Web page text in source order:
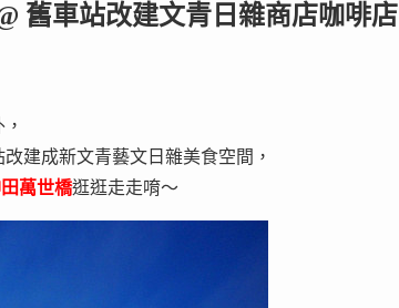
舊車站改建文青日雜商店咖啡店
建成新文青藝文日雜美食空間，
萬世橋逛逛走走唷～